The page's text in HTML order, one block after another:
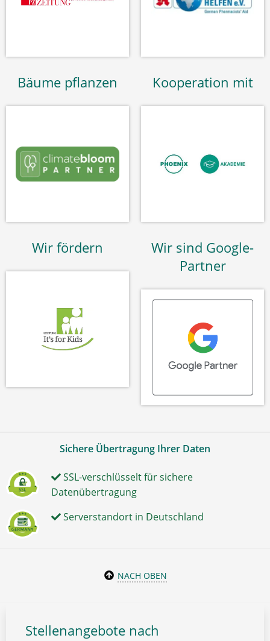
Bäume pflanzen Kooperation mit
Wir fördern
Wir sind Google-
Partner
Sichere Übertragung Ihrer Daten
SSL-verschlüsselt für sichere
Datenübertragung
Serverstandort in Deutschland
NACH OBEN
Stellenangebote nach